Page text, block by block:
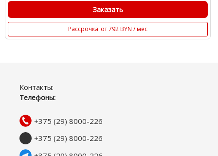
Заказать
Рассрочка от 792 BYN / мес
Контакты:
Телефоны:
+375 (29) 8000-226
+375 (29) 8000-226